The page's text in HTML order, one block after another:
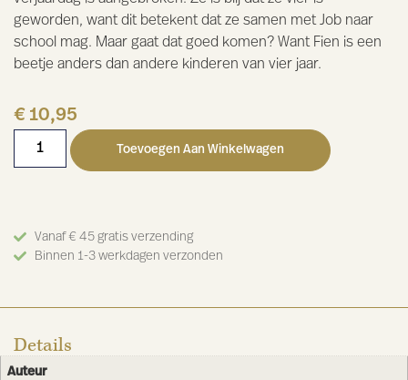
geworden, want dit betekent dat ze samen met Job naar
school mag. Maar gaat dat goed komen? Want Fien is een
beetje anders dan andere kinderen van vier jaar.
€ 10,95
Toevoegen Aan Winkelwagen
Vanaf € 45 gratis verzending
Binnen 1-3 werkdagen verzonden
Details
Auteur